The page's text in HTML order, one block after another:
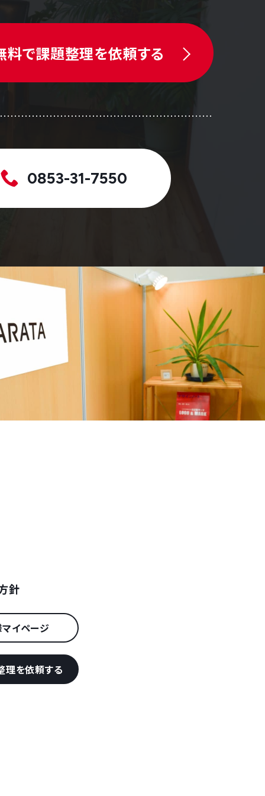
料で課題整理を依頼する
0853-31-7550
針
イページ
理を依頼する